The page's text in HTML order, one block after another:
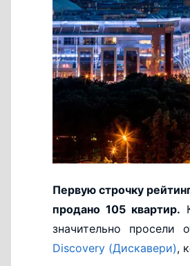
Первую строчку
продано 105 квартир.
значительно просели
Discovery (Дискавери),